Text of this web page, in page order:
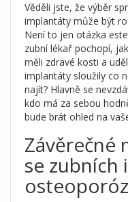
Věděli jste, že výběr
implantáty může být
Není to jen otázka
zubní lékař pochopí,
měli zdravé kosti a
implantáty sloužily co
najít? Hlavně se
kdo má za sebou
bude brát ohled na
Závěrečné
se zubních